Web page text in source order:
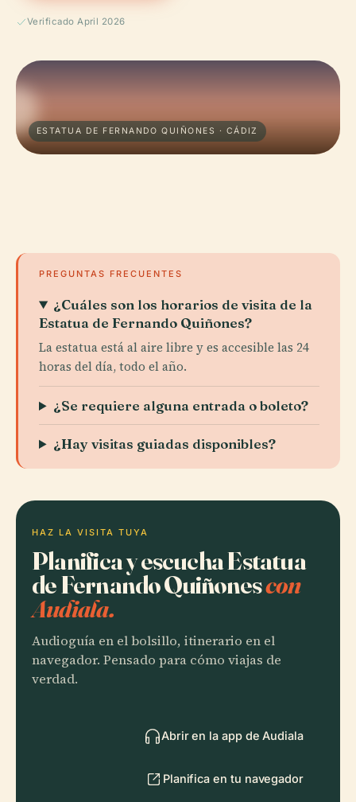
Verificado April 2026
ESTATUA DE FERNANDO QUIÑONES · CÁDIZ
PREGUNTAS FRECUENTES
¿Cuáles son los horarios de visita de la
Estatua de Fernando Quiñones?
La estatua está al aire libre y es accesible las 24
horas del día, todo el año.
¿Se requiere alguna entrada o boleto?
¿Hay visitas guiadas disponibles?
HAZ LA VISITA TUYA
Planifica y escucha Estatua
de Fernando Quiñonescon
Audiala.
Audioguía en el bolsillo, itinerario en el
navegador. Pensado para cómo viajas de
verdad.
Abrir en la app de Audiala
Planifica en tu navegador